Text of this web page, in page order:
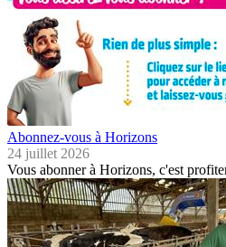
Abonnez-vous à Horizons
24 juillet 2026
Vous abonner à Horizons, c'est